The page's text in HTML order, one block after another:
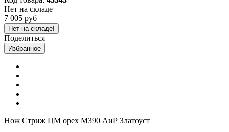
Нет на складе
7 005 руб
Нет на складе!
Поделиться
Избранное
Нож Стриж ЦМ орех М390 АиР Златоуст